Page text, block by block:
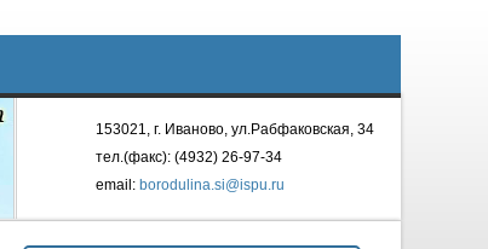
153021, г. Иваново, ул.Рабфаковская, 34
тел.(факс): (4932) 26-97-34
email: borodulina.si@ispu.ru